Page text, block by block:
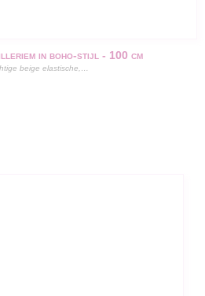
in boho-stijl - 100 cm
beige elastische,…